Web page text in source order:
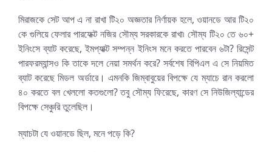
মিরাজকে সেট আপ এ না রাখা টি২০ অজ্ঞতার নির্ণায়ক হলে, ওয়ানডে আর টি২০
কে গুলিয়ে ফেলার পারফেক্ট নজির সৌম্য সরকারকে রাখা৷ সৌম্য টি২০ তে ৬০+
ইনিংসে ব্যাট করেছে, ইমপ্যাক্ট সম্পন্ন ইনিংস মনে করতে পারবেন ৬টা? রিসেন্ট
পারফরম্যান্সও কি তাকে দলে নেয়া সমর্থন করে? সর্বশেষ বিপিএল এ সে নিয়মিত
ব্যাট করেছে মিডল অর্ডারে। এমনকি জিম্বাবুয়ের বিপক্ষে যে ম্যাচে রান করলো
৪০ করতে বল খেললো কতগুলো? তবু সৌম্য ফিরেছে, কারণ সে নিউজিল্যান্ডের
বিপক্ষে সেঞ্চুরি তুলেছিল।
ম্যাচটা যে ওয়ানডে ছিল, মনে পড়ে কি?